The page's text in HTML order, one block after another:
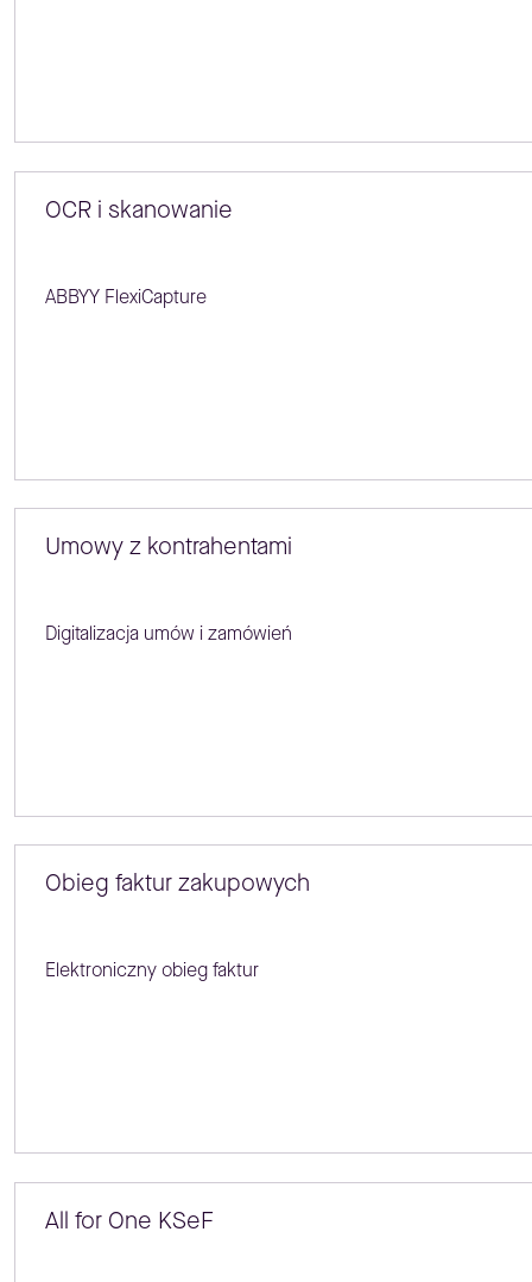
OCR i skanowanie
ABBYY FlexiCapture
Umowy z kontrahentami
Digitalizacja umów i zamówień
Obieg faktur zakupowych
Elektroniczny obieg faktur
All for One KSeF